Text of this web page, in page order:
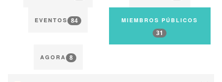
EVENTOS 84 MIEMBROS PÚBLICOS
31
AGORA 8